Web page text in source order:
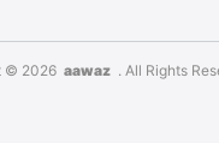
© 2026 aawaz . All Rights